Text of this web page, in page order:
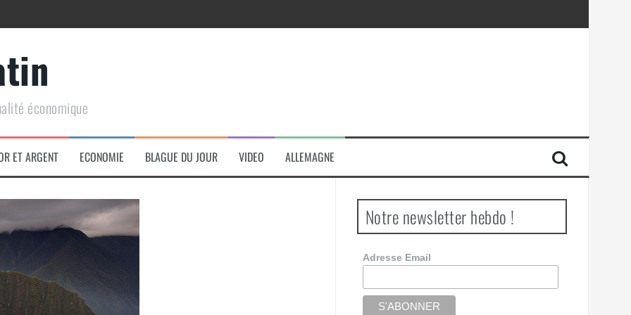
de conquête géopolitique massive
économique
ET ARGENT ECONOMIE BLAGUE DU JOUR VIDEO ALLEMAGNE
Notre newsletter hebdo !
Adresse Email